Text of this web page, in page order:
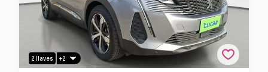
2 llaves +2